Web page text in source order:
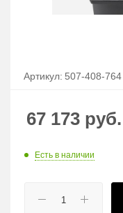
Артикул: 507-408-764
67 173 руб.
Есть в наличии